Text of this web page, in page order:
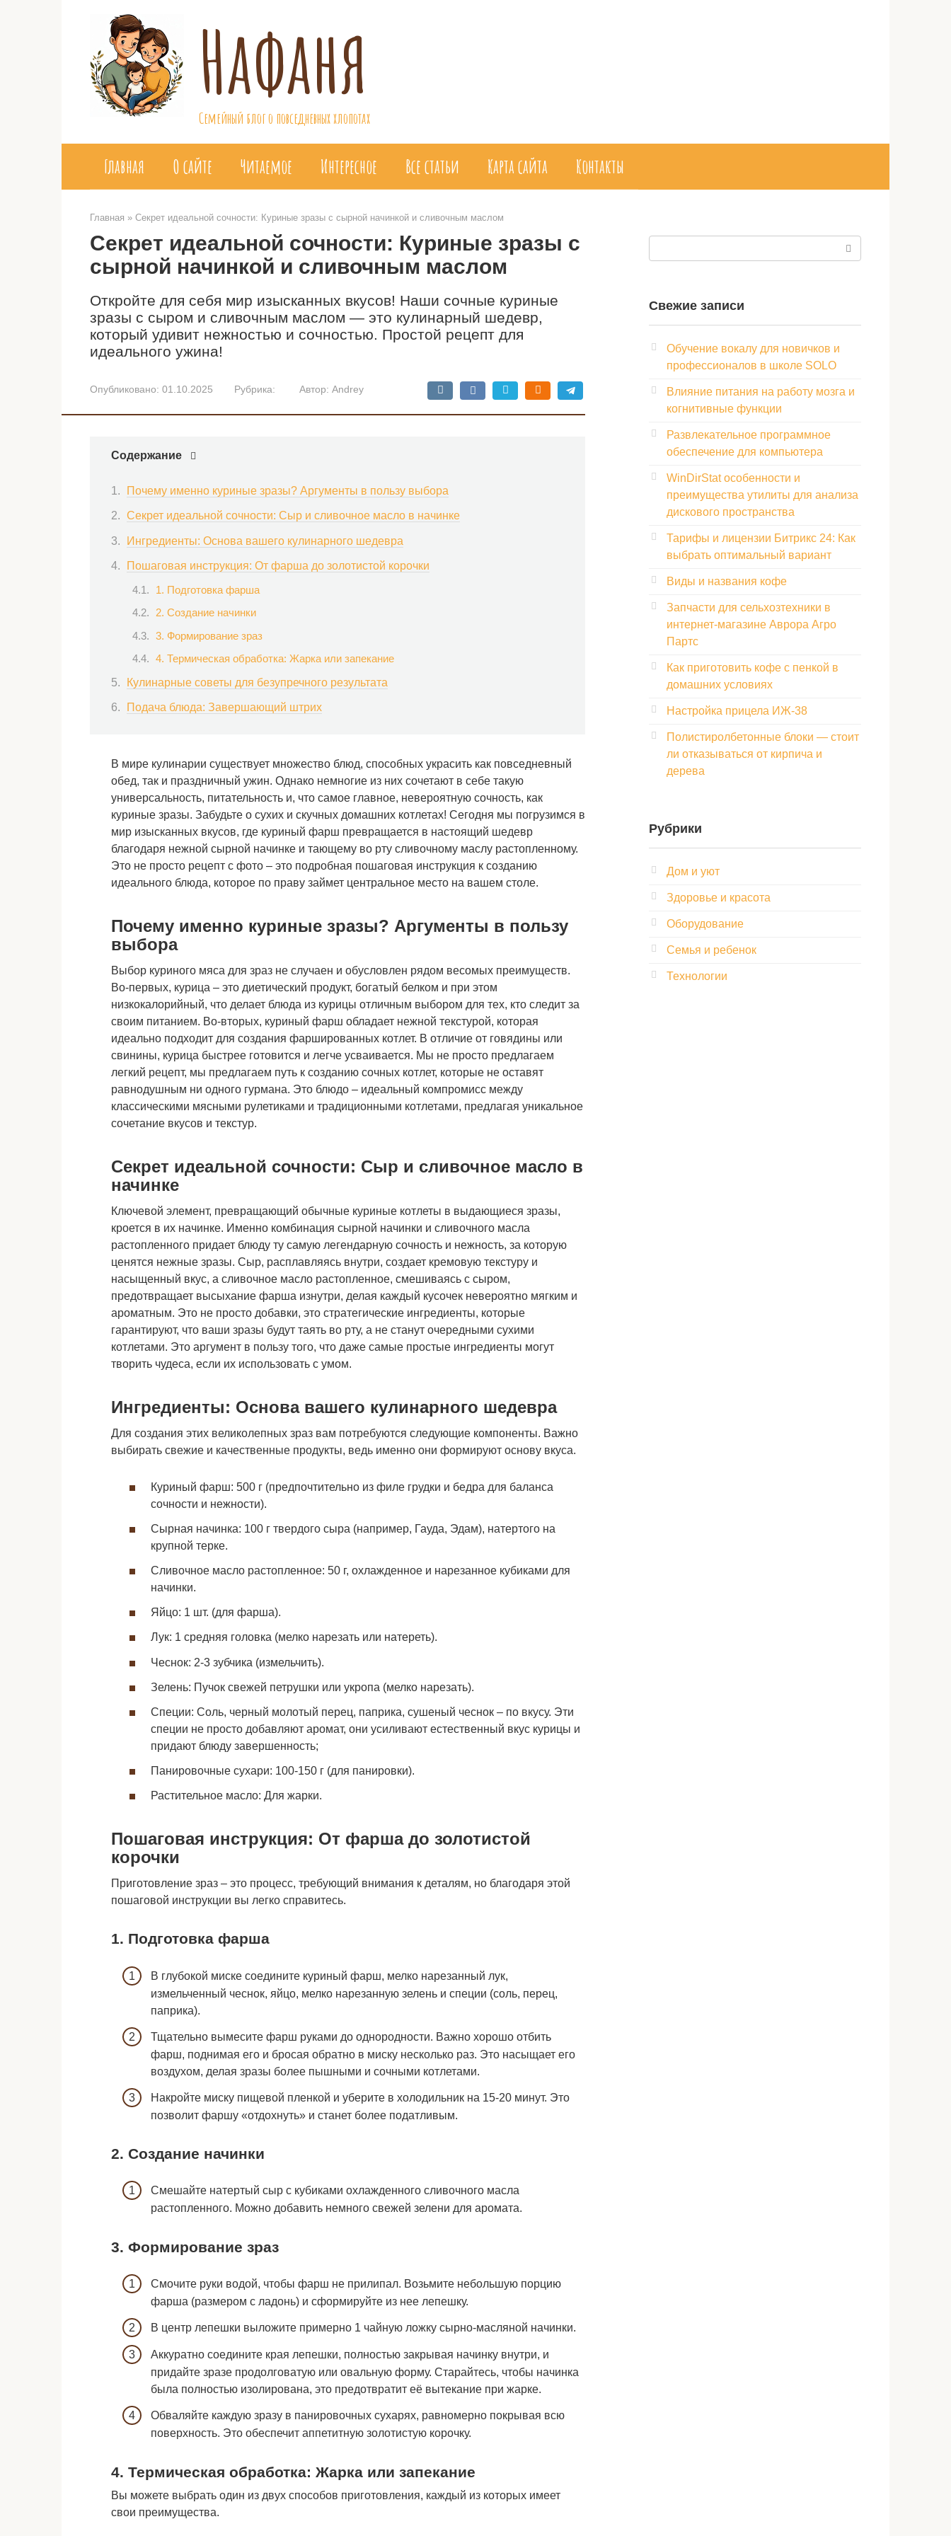
Нафаня
Семейный блог о повседневных хлопотах
Главная О сайте Читаемое Интересное Все статьи Карта сайта Контакты
Главная » Секрет идеальной сочности: Куриные зразы с сырной начинкой и сливочным маслом
Секрет идеальной сочности: Куриные зразы с
сырной начинкой и сливочным маслом
Откройте для себя мир изысканных вкусов! Наши сочные куриные
зразы с сыром и сливочным маслом — это кулинарный шедевр,
который удивит нежностью и сочностью. Простой рецепт для
идеального ужина!
Опубликовано: 01.10.2025 Рубрика: Автор: Andrey
Содержание
Почему именно куриные зразы? Аргументы в пользу выбора
Секрет идеальной сочности: Сыр и сливочное масло в начинке
Ингредиенты: Основа вашего кулинарного шедевра
Пошаговая инструкция: От фарша до золотистой корочки
1. Подготовка фарша
2. Создание начинки
3. Формирование зраз
4. Термическая обработка: Жарка или запекание
Кулинарные советы для безупречного результата
Подача блюда: Завершающий штрих
В мире кулинарии существует множество блюд, способных украсить как повседневный
обед, так и праздничный ужин. Однако немногие из них сочетают в себе такую
универсальность, питательность и, что самое главное, невероятную сочность, как
куриные зразы. Забудьте о сухих и скучных домашних котлетах! Сегодня мы погрузимся в
мир изысканных вкусов, где куриный фарш превращается в настоящий шедевр
благодаря нежной сырной начинке и тающему во рту сливочному маслу растопленному.
Это не просто рецепт с фото – это подробная пошаговая инструкция к созданию
идеального блюда, которое по праву займет центральное место на вашем столе.
Почему именно куриные зразы? Аргументы в пользу
выбора
Выбор куриного мяса для зраз не случаен и обусловлен рядом весомых преимуществ.
Во-первых, курица – это диетический продукт, богатый белком и при этом
низкокалорийный, что делает блюда из курицы отличным выбором для тех, кто следит за
своим питанием. Во-вторых, куриный фарш обладает нежной текстурой, которая
идеально подходит для создания фаршированных котлет. В отличие от говядины или
свинины, курица быстрее готовится и легче усваивается. Мы не просто предлагаем
легкий рецепт, мы предлагаем путь к созданию сочных котлет, которые не оставят
равнодушным ни одного гурмана. Это блюдо – идеальный компромисс между
классическими мясными рулетиками и традиционными котлетами, предлагая уникальное
сочетание вкусов и текстур.
Секрет идеальной сочности: Сыр и сливочное масло в
начинке
Ключевой элемент, превращающий обычные куриные котлеты в выдающиеся зразы,
кроется в их начинке. Именно комбинация сырной начинки и сливочного масла
растопленного придает блюду ту самую легендарную сочность и нежность, за которую
ценятся нежные зразы. Сыр, расплавляясь внутри, создает кремовую текстуру и
насыщенный вкус, а сливочное масло растопленное, смешиваясь с сыром,
предотвращает высыхание фарша изнутри, делая каждый кусочек невероятно мягким и
ароматным. Это не просто добавки, это стратегические ингредиенты, которые
гарантируют, что ваши зразы будут таять во рту, а не станут очередными сухими
котлетами. Это аргумент в пользу того, что даже самые простые ингредиенты могут
творить чудеса, если их использовать с умом.
Ингредиенты: Основа вашего кулинарного шедевра
Для создания этих великолепных зраз вам потребуются следующие компоненты. Важно
выбирать свежие и качественные продукты, ведь именно они формируют основу вкуса.
Куриный фарш: 500 г (предпочтительно из филе грудки и бедра для баланса
сочности и нежности).
Сырная начинка: 100 г твердого сыра (например, Гауда, Эдам), натертого на
крупной терке.
Сливочное масло растопленное: 50 г, охлажденное и нарезанное кубиками для
начинки.
Яйцо: 1 шт. (для фарша).
Лук: 1 средняя головка (мелко нарезать или натереть).
Чеснок: 2-3 зубчика (измельчить).
Зелень: Пучок свежей петрушки или укропа (мелко нарезать).
Специи: Соль, черный молотый перец, паприка, сушеный чеснок – по вкусу. Эти
специи не просто добавляют аромат, они усиливают естественный вкус курицы и
придают блюду завершенность;
Панировочные сухари: 100-150 г (для панировки).
Растительное масло: Для жарки.
Пошаговая инструкция: От фарша до золотистой
корочки
Приготовление зраз – это процесс, требующий внимания к деталям, но благодаря этой
пошаговой инструкции вы легко справитесь.
1. Подготовка фарша
В глубокой миске соедините куриный фарш, мелко нарезанный лук,
измельченный чеснок, яйцо, мелко нарезанную зелень и специи (соль, перец,
паприка).
Тщательно вымесите фарш руками до однородности. Важно хорошо отбить
фарш, поднимая его и бросая обратно в миску несколько раз. Это насыщает его
воздухом, делая зразы более пышными и сочными котлетами.
Накройте миску пищевой пленкой и уберите в холодильник на 15-20 минут. Это
позволит фаршу «отдохнуть» и станет более податливым.
2. Создание начинки
Смешайте натертый сыр с кубиками охлажденного сливочного масла
растопленного. Можно добавить немного свежей зелени для аромата.
3. Формирование зраз
Смочите руки водой, чтобы фарш не прилипал. Возьмите небольшую порцию
фарша (размером с ладонь) и сформируйте из нее лепешку.
В центр лепешки выложите примерно 1 чайную ложку сырно-масляной начинки.
Аккуратно соедините края лепешки, полностью закрывая начинку внутри, и
придайте зразе продолговатую или овальную форму. Старайтесь, чтобы начинка
была полностью изолирована, это предотвратит её вытекание при жарке.
Обваляйте каждую зразу в панировочных сухарях, равномерно покрывая всю
поверхность. Это обеспечит аппетитную золотистую корочку.
4. Термическая обработка: Жарка или запекание
Вы можете выбрать один из двух способов приготовления, каждый из которых имеет
свои преимущества.
Свежие записи
Обучение вокалу для новичков и
профессионалов в школе SOLO
Влияние питания на работу мозга и
когнитивные функции
Развлекательное программное
обеспечение для компьютера
WinDirStat особенности и
преимущества утилиты для анализа
дискового пространства
Тарифы и лицензии Битрикс 24: Как
выбрать оптимальный вариант
Виды и названия кофе
Запчасти для сельхозтехники в
интернет-магазине Аврора Агро
Партс
Как приготовить кофе с пенкой в
домашних условиях
Настройка прицела ИЖ‑38
Полистиролбетонные блоки — стоит
ли отказываться от кирпича и
дерева
Рубрики
Дом и уют
Здоровье и красота
Оборудование
Семья и ребенок
Технологии